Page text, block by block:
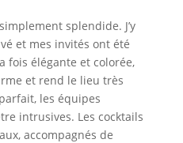
splendide. J’y
et mes invités ont été
fois élégante et colorée,
et rend le lieu très
les équipes
intrusives. Les cocktails
accompagnés de